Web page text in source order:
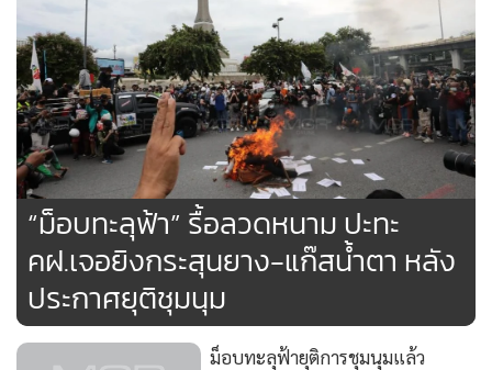
“ม็อบทะลุฟ้า” รื้อลวดหนาม ปะทะ
คฝ.เจอยิงกระสุนยาง-แก๊สน้ำตา หลัง
ประกาศยุติชุมนุม
ม็อบทะลุฟ้ายุติการชุมนุมแล้ว